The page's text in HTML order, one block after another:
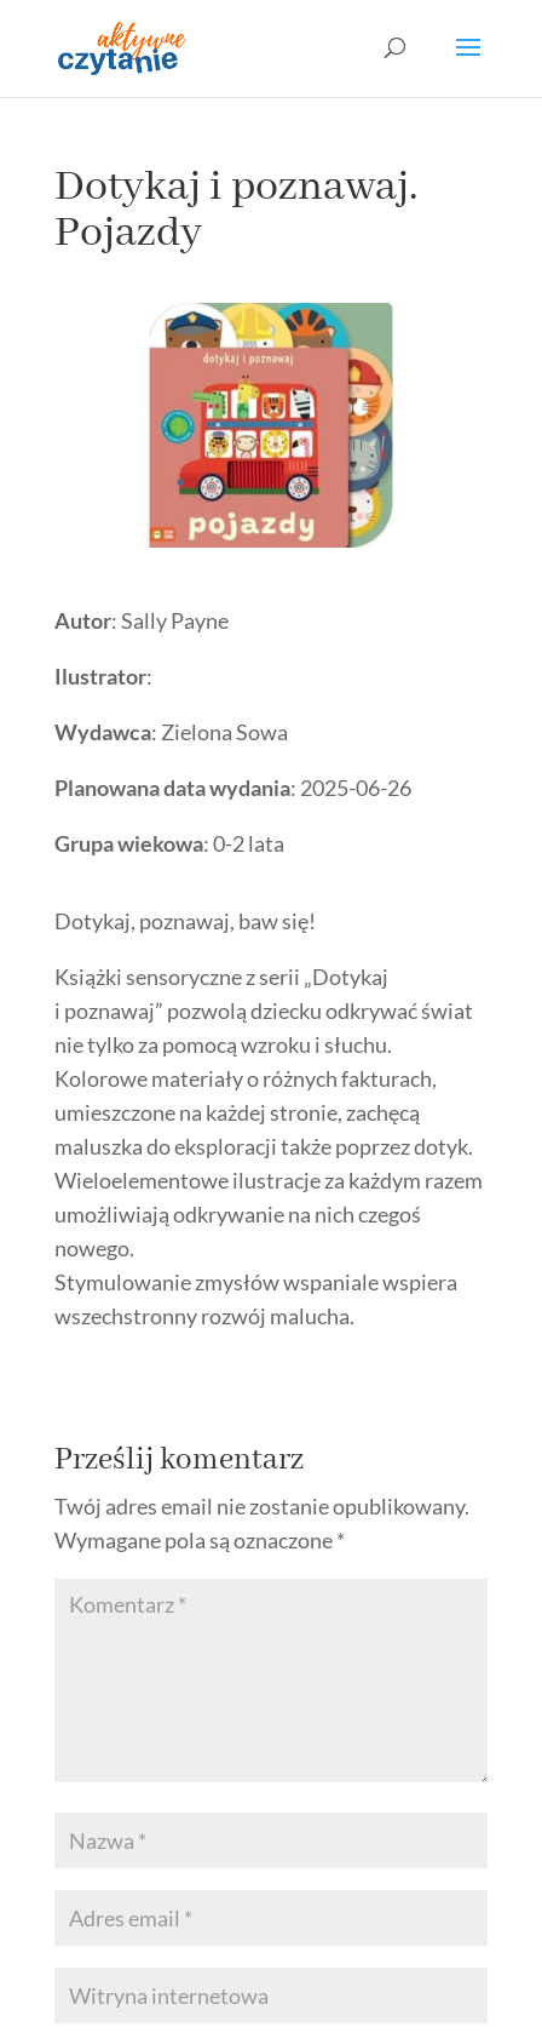
Dotykaj i poznawaj.
Pojazdy
Autor: Sally Payne
Ilustrator:
Wydawca: Zielona Sowa
Planowana data wydania: 2025-06-26
Grupa wiekowa: 0-2 lata
Dotykaj, poznawaj, baw się!
Książki sensoryczne z serii „Dotykaj
i poznawaj” pozwolą dziecku odkrywać świat
nie tylko za pomocą wzroku i słuchu.
Kolorowe materiały o różnych fakturach,
umieszczone na każdej stronie, zachęcą
maluszka do eksploracji także poprzez dotyk.
Wieloelementowe ilustracje za każdym razem
umożliwiają odkrywanie na nich czegoś
nowego.
Stymulowanie zmysłów wspaniale wspiera
wszechstronny rozwój malucha.
Prześlij komentarz
Twój adres email nie zostanie opublikowany.
Wymagane pola są oznaczone*